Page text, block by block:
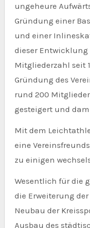
ungeheure
Gründung einer
und einer
dieser Entwicklung
Mitgliederzahl seit
Gründung des
rund 200
gesteigert und
Mit dem
eine
zu einigen
Wesentlich für die
die Erweiterung
Neubau der
Ausbau des